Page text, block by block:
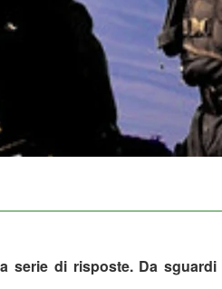
serie di risposte. Da